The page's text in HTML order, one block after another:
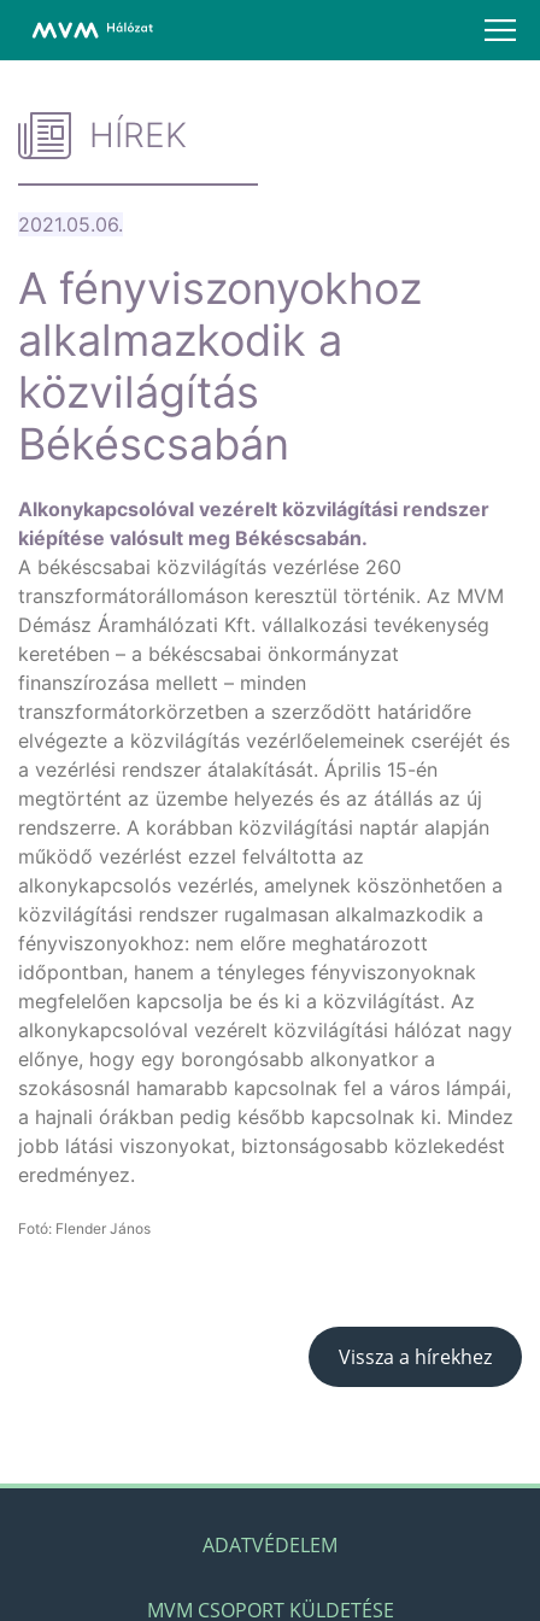
HÍREK
2021.05.06.
A fényviszonyokhoz
alkalmazkodik a
közvilágítás
Békéscsabán
Alkonykapcsolóval vezérelt közvilágítási rendszer
kiépítése valósult meg Békéscsabán.
A békéscsabai közvilágítás vezérlése 260
transzformátorállomáson keresztül történik. Az MVM
Démász Áramhálózati Kft. vállalkozási tevékenység
keretében – a békéscsabai önkormányzat
finanszírozása mellett – minden
transzformátorkörzetben a szerződött határidőre
elvégezte a közvilágítás vezérlőelemeinek cseréjét és
a vezérlési rendszer átalakítását. Április 15-én
megtörtént az üzembe helyezés és az átállás az új
rendszerre. A korábban közvilágítási naptár alapján
működő vezérlést ezzel felváltotta az
alkonykapcsolós vezérlés, amelynek köszönhetően a
közvilágítási rendszer rugalmasan alkalmazkodik a
fényviszonyokhoz: nem előre meghatározott
időpontban, hanem a tényleges fényviszonyoknak
megfelelően kapcsolja be és ki a közvilágítást. Az
alkonykapcsolóval vezérelt közvilágítási hálózat nagy
előnye, hogy egy borongósabb alkonyatkor a
szokásosnál hamarabb kapcsolnak fel a város lámpái,
a hajnali órákban pedig később kapcsolnak ki. Mindez
jobb látási viszonyokat, biztonságosabb közlekedést
eredményez.
Fotó: Flender János
Vissza a hírekhez
ADATVÉDELEM
MVM CSOPORT KÜLDETÉSE